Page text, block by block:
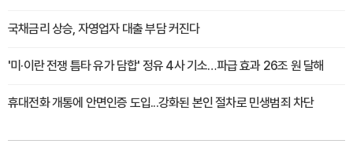
국채금리 상승, 자영업자 대출 부담 커진다
'미·이란 전쟁 틈타 유가 담합' 정유 4사 기소…파급 효과 26조 원 달해
휴대전화 개통에 안면인증 도입...강화된 본인 절차로 민생범죄 차단